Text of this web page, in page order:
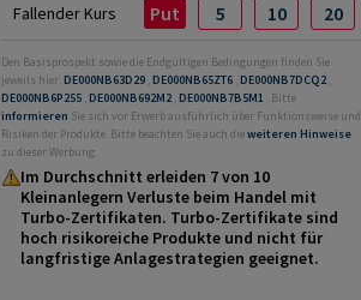
Fallender Kurs Put 5 10 20
Den Basisprospekt sowie die Endgültigen Bedingungen finden Sie
jeweils hier: DE000NB63D29 ,DE000NB65ZT6 ,DE000NB7DCQ2,
DE000NB6P255 ,DE000NB692M2,DE000NB7B5M1 . Bitte
informieren Sie sich vor Erwerb ausführlich über Funktionsweise und
Risiken der Produkte. Bitte beachten Sie auch dieweiteren Hinweise
zu dieser Werbung.
Im Durchschnitt erleiden 7 von 10
Kleinanlegern Verluste beim Handel mit
Turbo-Zertifikaten. Turbo-Zertifikate sind
hoch risikoreiche Produkte und nicht für
langfristige Anlage­strategien geeignet.